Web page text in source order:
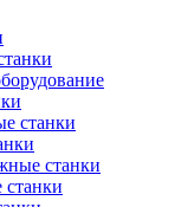
станки
станки